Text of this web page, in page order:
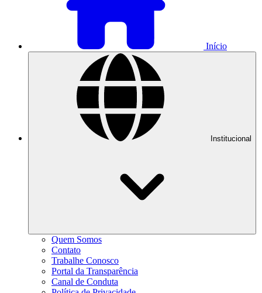
Início
Institucional
Quem Somos
Contato
Trabalhe Conosco
Portal da Transparência
Canal de Conduta